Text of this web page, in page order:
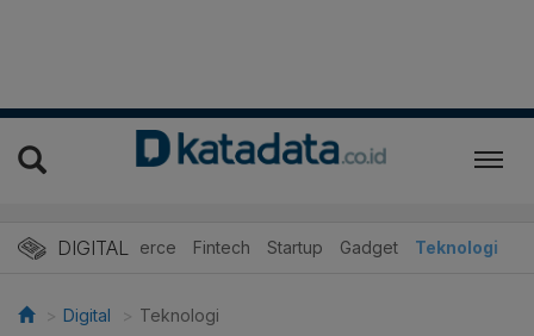
DIGITAL
E-Commerce Fintech Startup Gadget Teknologi
Digital Teknologi